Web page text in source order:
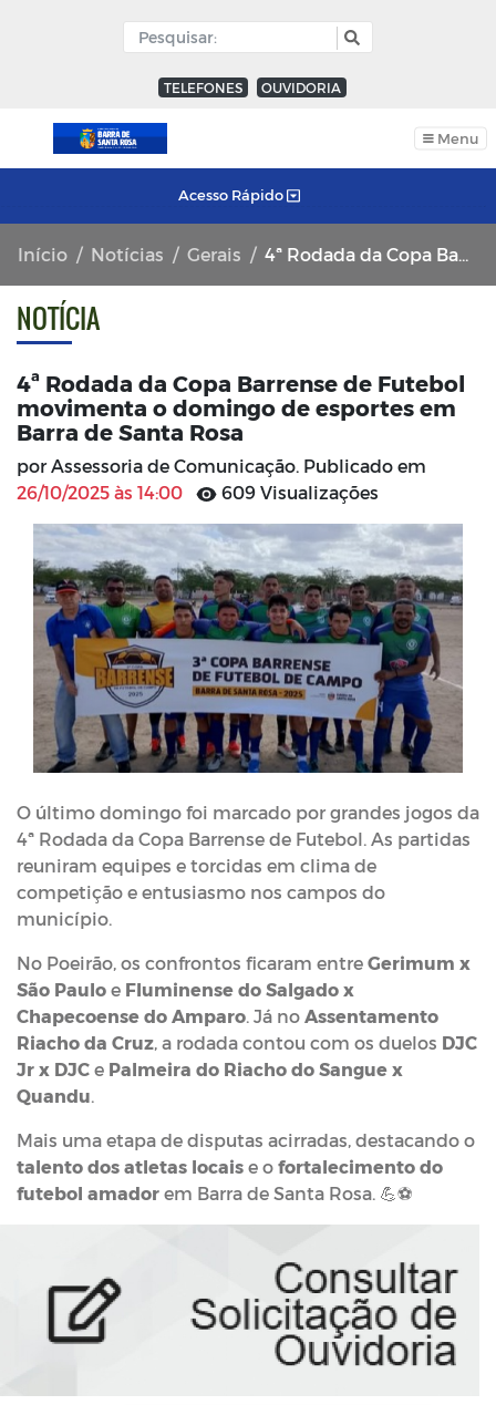
TELEFONES OUVIDORIA
Menu
Acesso Rápido
Início Notícias Gerais 4ª Rodada da Copa Barrense de Futebol movimenta o domingo de esportes em Barra de Santa Rosa
NOTÍCIA
4ª Rodada da Copa Barrense de Futebol
movimenta o domingo de esportes em
Barra de Santa Rosa
por Assessoria de Comunicação. Publicado em
26/10/2025 às 14:00
609 Visualizações
O último domingo foi marcado por grandes jogos da
4ª Rodada da Copa Barrense de Futebol. As partidas
reuniram equipes e torcidas em clima de
competição e entusiasmo nos campos do
município.
No Poeirão, os confrontos ficaram entre Gerimum x
São Paulo e Fluminense do Salgado x
Chapecoense do Amparo. Já no Assentamento
Riacho da Cruz, a rodada contou com os duelos DJC
Jr x DJC e Palmeira do Riacho do Sangue x
Quandu.
Mais uma etapa de disputas acirradas, destacando o
talento dos atletas locais e o fortalecimento do
futebol amador em Barra de Santa Rosa. 💪⚽